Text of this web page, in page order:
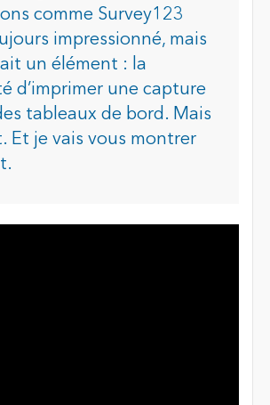
comme Survey123
impressionné, mais
un élément : la
d’imprimer une capture
tableaux de bord. Mais
Et je vais vous montrer